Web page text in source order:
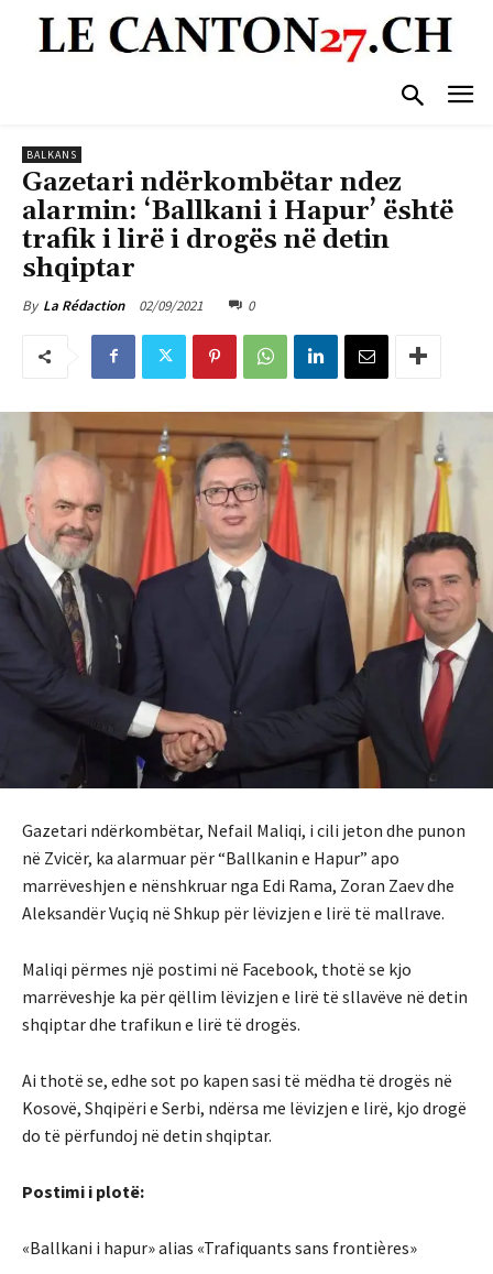
BALKANS
Gazetari ndërkombëtar ndez
alarmin: ‘Ballkani i Hapur’ është
trafik i lirë i drogës në detin
shqiptar
By La Rédaction 02/09/2021 0
Gazetari ndërkombëtar, Nefail Maliqi, i cili jeton dhe punon
në Zvicër, ka alarmuar për “Ballkanin e Hapur” apo
marrëveshjen e nënshkruar nga Edi Rama, Zoran Zaev dhe
Aleksandër Vuçiq në Shkup për lëvizjen e lirë të mallrave.
Maliqi përmes një postimi në Facebook, thotë se kjo
marrëveshje ka për qëllim lëvizjen e lirë të sllavëve në detin
shqiptar dhe trafikun e lirë të drogës.
Ai thotë se, edhe sot po kapen sasi të mëdha të drogës në
Kosovë, Shqipëri e Serbi, ndërsa me lëvizjen e lirë, kjo drogë
do të përfundoj në detin shqiptar.
Postimi i plotë:
«Ballkani i hapur» alias «Trafiquants sans frontières»